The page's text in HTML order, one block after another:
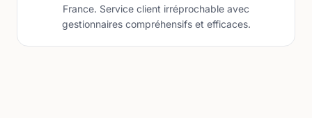
France. Service client irréprochable avec
gestionnaires compréhensifs et efficaces.